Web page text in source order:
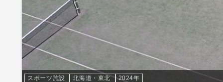
スポーツ施設 北海道・東北 2024年